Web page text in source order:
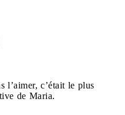
l’aimer, c’était le plus
de Maria.